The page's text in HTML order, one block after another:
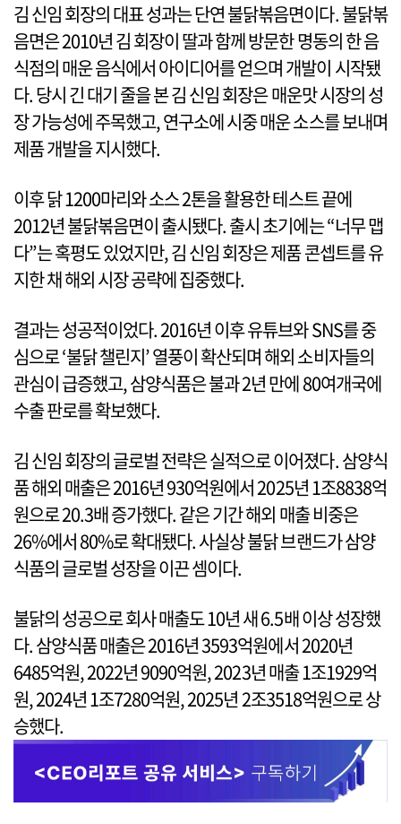
김 신임 회장의 대표 성과는 단연 불닭볶음면이다. 불닭볶
음면은 2010년 김 회장이 딸과 함께 방문한 명동의 한 음
식점의 매운 음식에서 아이디어를 얻으며 개발이 시작됐
다. 당시 긴 대기 줄을 본 김 신임 회장은 매운맛 시장의 성
장 가능성에 주목했고, 연구소에 시중 매운 소스를 보내며
제품 개발을 지시했다.
이후 닭 1200마리와 소스 2톤을 활용한 테스트 끝에
2012년 불닭볶음면이 출시됐다. 출시 초기에는 “너무 맵
다”는 혹평도 있었지만, 김 신임 회장은 제품 콘셉트를 유
지한 채 해외 시장 공략에 집중했다.
결과는 성공적이었다. 2016년 이후 유튜브와 SNS를 중
심으로 ‘불닭 챌린지’ 열풍이 확산되며 해외 소비자들의
관심이 급증했고, 삼양식품은 불과 2년 만에 80여개국에
수출 판로를 확보했다.
김 신임 회장의 글로벌 전략은 실적으로 이어졌다. 삼양식
품 해외 매출은 2016년 930억원에서 2025년 1조8838억
원으로 20.3배 증가했다. 같은 기간 해외 매출 비중은
26%에서 80%로 확대됐다. 사실상 불닭 브랜드가 삼양
식품의 글로벌 성장을 이끈 셈이다.
불닭의 성공으로 회사 매출도 10년 새 6.5배 이상 성장했
다. 삼양식품 매출은 2016년 3593억원에서 2020년
6485억원, 2022년 9090억원, 2023년 매출 1조1929억
원, 2024년 1조7280억원, 2025년 2조3518억원으로 상
승했다.